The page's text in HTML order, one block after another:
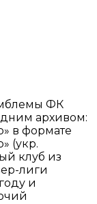
ФК
архивом:
в формате
(укр.
клуб из
лиги
и